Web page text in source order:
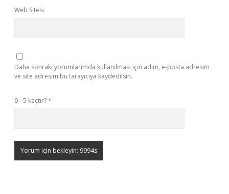
Web Sitesi
Daha sonraki yorumlarımda kullanılması için adım, e-posta adresim
ve site adresim bu tarayıcıya kaydedilsin.
9 - 5 kaçtır?*